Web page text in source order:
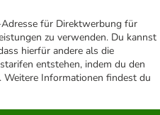
für Direktwerbung für
zu verwenden. Du kannst
hierfür andere als die
entstehen, indem du den
Weitere Informationen findest du